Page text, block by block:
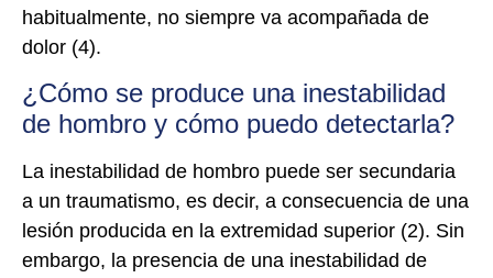
habitualmente, no siempre va acompañada de
dolor (4).
¿Cómo se produce una inestabilidad
de hombro y cómo puedo detectarla?
La inestabilidad de hombro puede ser secundaria
a un traumatismo, es decir, a consecuencia de una
lesión producida en la extremidad superior (2). Sin
embargo, la presencia de una inestabilidad de